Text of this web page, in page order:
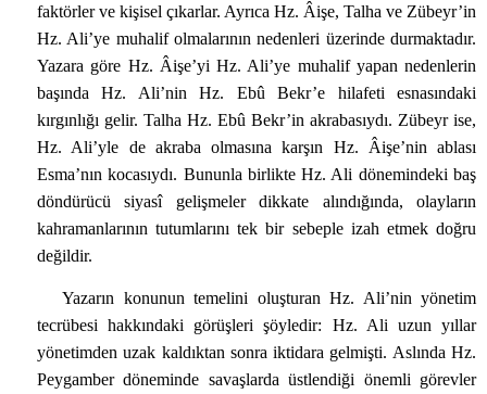
faktörler ve kişisel çıkarlar. Ayrıca Hz. Âişe, Talha ve Zübeyr’in
Hz. Ali’ye muhalif olmalarının nedenleri üzerinde durmaktadır.
Yazara göre Hz. Âişe’yi Hz. Ali’ye muhalif yapan nedenlerin
başında Hz. Ali’nin Hz. Ebû Bekr’e hilafeti esnasındaki
kırgınlığı gelir. Talha Hz. Ebû Bekr’in akrabasıydı. Zübeyr ise,
Hz. Ali’yle de akraba olmasına karşın Hz. Âişe’nin ablası
Esma’nın kocasıydı. Bununla birlikte Hz. Ali dönemindeki baş
döndürücü siyasî gelişmeler dikkate alındığında, olayların
kahramanlarının tutumlarını tek bir sebeple izah etmek doğru
değildir.
Yazarın konunun temelini oluşturan Hz. Ali’nin yönetim
tecrübesi hakkındaki görüşleri şöyledir: Hz. Ali uzun yıllar
yönetimden uzak kaldıktan sonra iktidara gelmişti. Aslında Hz.
Peygamber döneminde savaşlarda üstlendiği önemli görevler